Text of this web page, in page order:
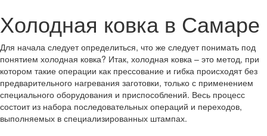
Холодная ковка в Самаре
Для начала следует определиться, что же следует понимать под
понятием холодная ковка? Итак, холодная ковка – это метод, при
котором такие операции как прессование и гибка происходят без
предварительного нагревания заготовки, только с применением
специального оборудования и приспособлений. Весь процесс
состоит из набора последовательных операций и переходов,
выполняемых в специализированных штампах.